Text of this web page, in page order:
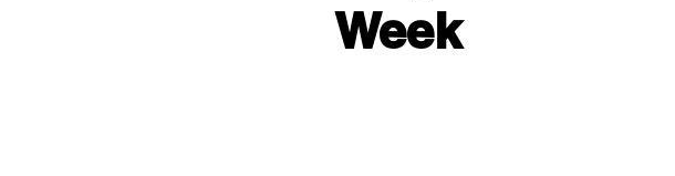
Week